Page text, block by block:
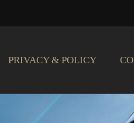
PRIVACY & POLICY